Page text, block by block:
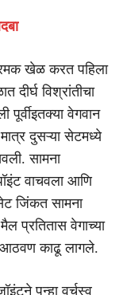
खेळ करत पहिला
विश्रांतीचा
पूर्वीइतक्या वेगवान
दुसऱ्या सेटमध्ये
सामना
वाचवला आणि
जिंकत सामना
प्रतितास वेगाच्या
आठवण काढू लागले.
पुन्हा वर्चस्व